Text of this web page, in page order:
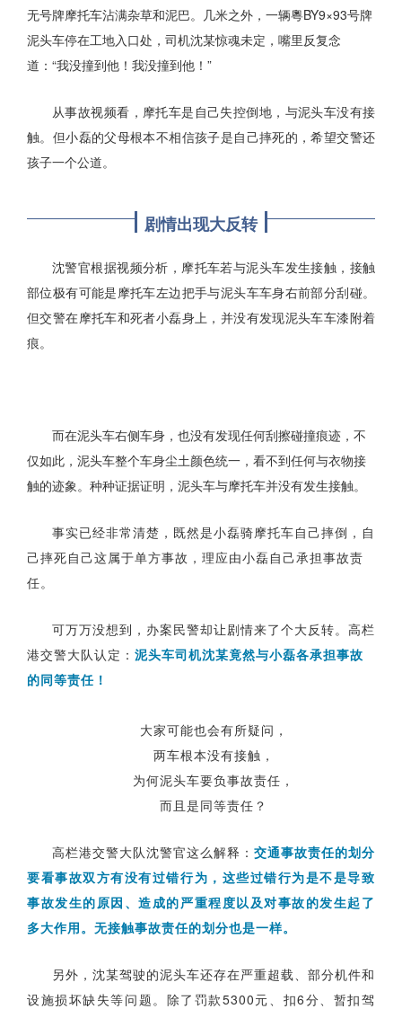
无号牌摩托车沾满杂草和泥巴。几米之外，一辆粵BY9×93号牌
泥头车停在工地入口处，司机沈某惊魂未定，嘴里反复念
道：“我没撞到他！我没撞到他！”
从事故视频看，摩托车是自己失控倒地，与泥头车没有接
触。但小磊的父母根本不相信孩子是自己摔死的，希望交警还
孩子一个公道。
剧情出现大反转
沈警官根据视频分析，摩托车若与泥头车发生接触，接触
部位极有可能是摩托车左边把手与泥头车车身右前部分刮碰。
但交警在摩托车和死者小磊身上，并没有发现泥头车车漆附着
痕。
而在泥头车右侧车身，也没有发现任何刮擦碰撞痕迹，不
仅如此，泥头车整个车身尘土颜色统一，看不到任何与衣物接
触的迹象。种种证据证明，泥头车与摩托车并没有发生接触。
事实已经非常清楚，既然是小磊骑摩托车自己摔倒，自
己摔死自己这属于单方事故，理应由小磊自己承担事故责
任。
可万万没想到，办案民警却让剧情来了个大反转。高栏
港交警大队认定： 泥头车司机沈某竟然与小磊各承担事故
的同等责任！
大家可能也会有所疑问，
两车根本没有接触，
为何泥头车要负事故责任，
而且是同等责任？
高栏港交警大队沈警官这么解释： 交通事故责任的划分
要看事故双方有没有过错行为，这些过错行为是不是导致
事故发生的原因、造成的严重程度以及对事故的发生起了
多大作用。无接触事故责任的划分也是一样。
另外，沈某驾驶的泥头车还存在严重超载、部分机件和
设施损坏缺失等问题。除了罚款5300元、扣6分、暂扣驾